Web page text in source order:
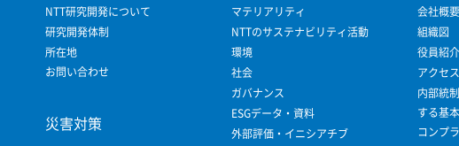
NTT研究開発について
研究開発体制
所在地
お問い合わせ
災害対策
マテリアリティ
NTTのサステナビリティ活動
環境
社会
ガバナンス
ESGデータ・資料
外部評価・イニシアチブ
会社概要
組織図
役員紹介
アクセス
内部統
する基
コンプ